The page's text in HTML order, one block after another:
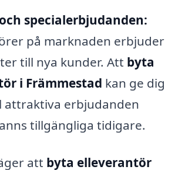
specialerbjudanden:
på marknaden erbjuder
till nya kunder. Att byta
i Främmestad kan ge dig
attraktiva erbjudanden
tillgängliga tidigare.
att byta elleverantör